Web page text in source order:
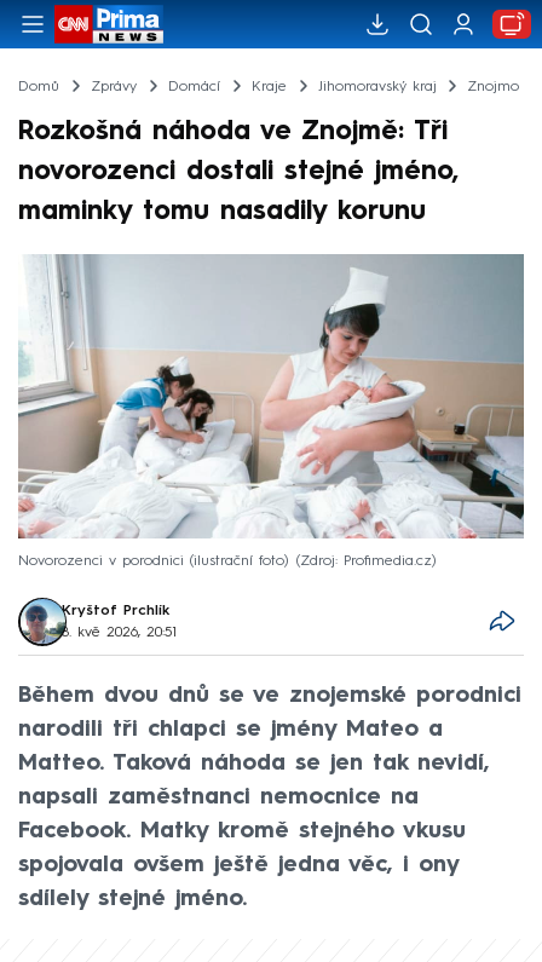
Domů Zprávy Domácí Kraje Jihomoravský kraj Znojmo
Rozkošná náhoda ve Znojmě: Tři
novorozenci dostali stejné jméno,
maminky tomu nasadily korunu
Novorozenci v porodnici (ilustrační foto) Zdroj: Profimedia.cz
Kryštof Prchlík
8. kvě 2026, 20:51
Během dvou dnů se ve znojemské porodnici
narodili tři chlapci se jmény Mateo a
Matteo. Taková náhoda se jen tak nevidí,
napsali zaměstnanci nemocnice na
Facebook. Matky kromě stejného vkusu
spojovala ovšem ještě jedna věc, i ony
sdílely stejné jméno.